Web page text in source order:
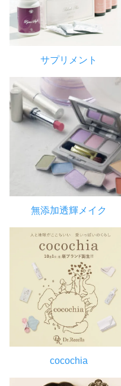
サプリメント
無添加透輝メイク
cocochia